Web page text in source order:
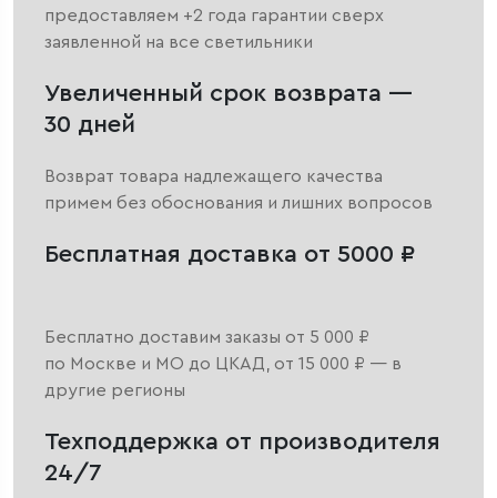
предоставляем +2 года гарантии сверх
заявленной на все светильники
Увеличенный срок возврата —
30 дней
Возврат товара надлежащего качества
примем без обоснования и лишних вопросов
Бесплатная доставка от 5000 ₽
Бесплатно доставим заказы от 5 000 ₽
по Москве и МО до ЦКАД, от 15 000 ₽ — в
другие регионы
Техподдержка от производителя
24/7